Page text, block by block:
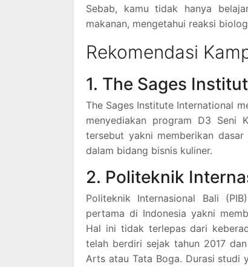
Sebab, kamu tidak hanya
makanan, mengetahui reaksi
Rekomendasi
1. The Sages
The Sages Institute International
menyediakan program D3 Seni
tersebut yakni memberikan
dalam bidang bisnis kuliner.
2. Politeknik
Politeknik Internasional Bali
pertama di Indonesia yakni
Hal ini tidak terlepas dari
telah berdiri sejak tahun 2017
Arts atau Tata Boga. Durasi studi